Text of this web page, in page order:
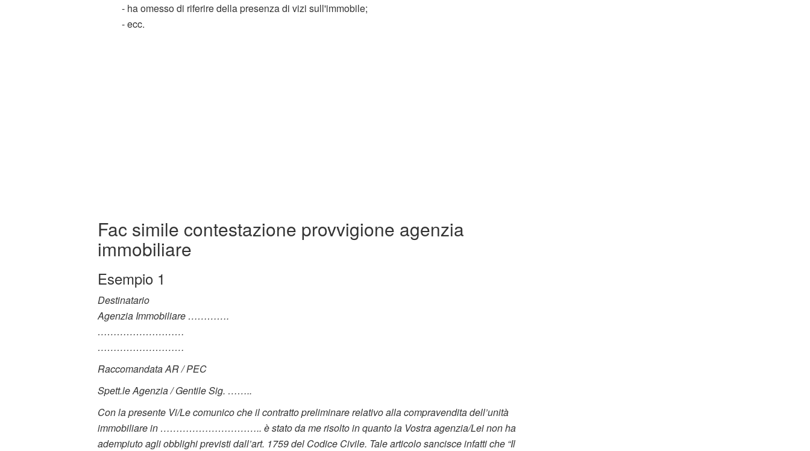
- ha omesso di riferire della presenza di vizi sull'immobile;
- ecc.
Fac simile contestazione provvigione agenzia
immobiliare
Esempio 1
Destinatario
Agenzia Immobiliare ………….
………………………
………………………
Raccomandata AR / PEC
Spett.le Agenzia / Gentile Sig. ……..
Con la presente Vi/Le comunico che il contratto preliminare relativo alla compravendita dell’unità
immobiliare in ………………………….. è stato da me risolto in quanto la Vostra agenzia/Lei non ha
adempiuto agli obblighi previsti dall’art. 1759 del Codice Civile. Tale articolo sancisce infatti che “Il